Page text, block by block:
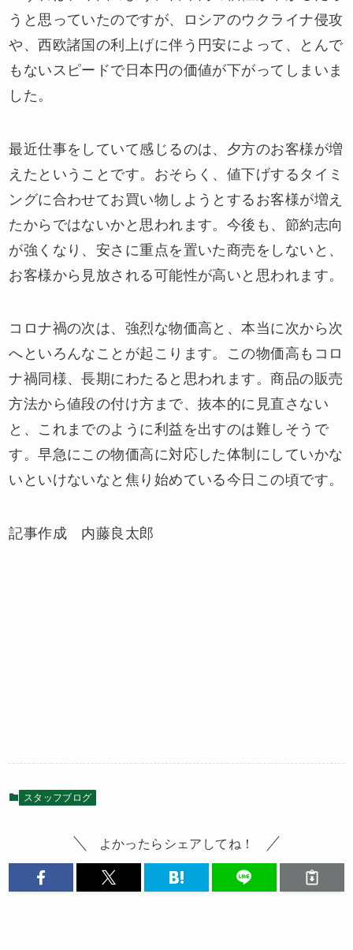
うと思っていたのですが、ロシアのウクライナ侵攻
や、西欧諸国の利上げに伴う円安によって、とんで
もないスピードで日本円の価値が下がってしまいま
した。
最近仕事をしていて感じるのは、夕方のお客様が増
えたということです。おそらく、値下げするタイミ
ングに合わせてお買い物しようとするお客様が増え
たからではないかと思われます。今後も、節約志向
が強くなり、安さに重点を置いた商売をしないと、
お客様から見放される可能性が高いと思われます。
コロナ禍の次は、強烈な物価高と、本当に次から次
へといろんなことが起こります。この物価高もコロ
ナ禍同様、長期にわたると思われます。商品の販売
方法から値段の付け方まで、抜本的に見直さない
と、これまでのように利益を出すのは難しそうで
す。早急にこの物価高に対応した体制にしていかな
いといけないなと焦り始めている今日この頃です。
記事作成 内藤良太郎
スタッフブログ
よかったらシェアしてね！